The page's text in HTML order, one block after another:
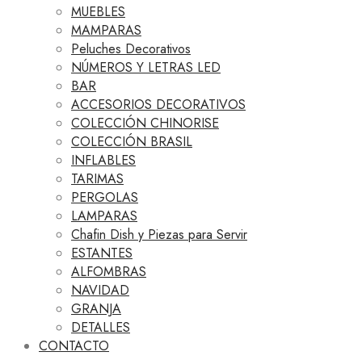
MUEBLES
MAMPARAS
Peluches Decorativos
NÚMEROS Y LETRAS LED
BAR
ACCESORIOS DECORATIVOS
COLECCIÓN CHINORISE
COLECCIÓN BRASIL
INFLABLES
TARIMAS
PERGOLAS
LAMPARAS
Chafin Dish y Piezas para Servir
ESTANTES
ALFOMBRAS
NAVIDAD
GRANJA
DETALLES
CONTACTO